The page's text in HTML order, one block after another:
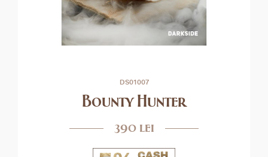
DS01007
Bounty Hunter
390 lei